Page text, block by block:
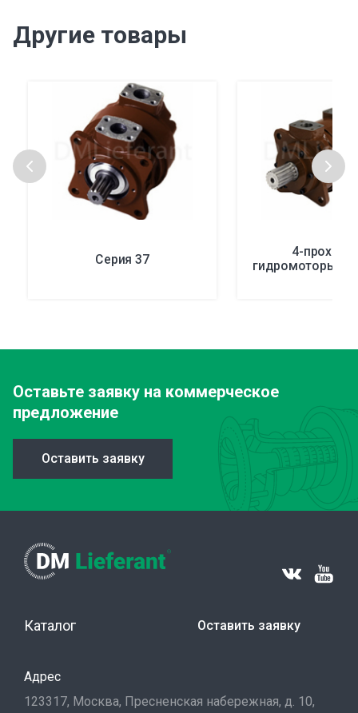
Другие товары
Серия 37 4-
гидромоторы
Оставьте заявку на коммерческое
предложение
Оставить заявку
Каталог Оставить заявку
Адрес
123317, Москва, Пресненская набережная, д. 10,